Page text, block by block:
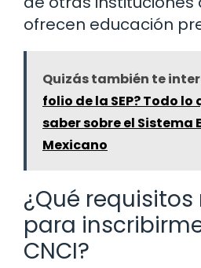
ofrecen educación
Quizás también te
folio de la SEP? Todo
saber sobre el Sistema
Mexicano
¿Qué
para
CNCI?